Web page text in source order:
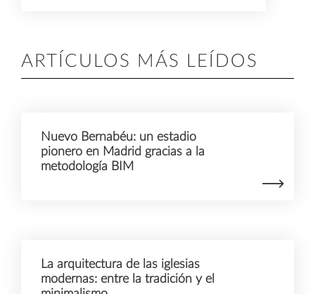
ARTÍCULOS MÁS LEÍDOS
Nuevo Bernabéu: un estadio
pionero en Madrid gracias a la
metodología BIM
La arquitectura de las iglesias
modernas: entre la tradición y el